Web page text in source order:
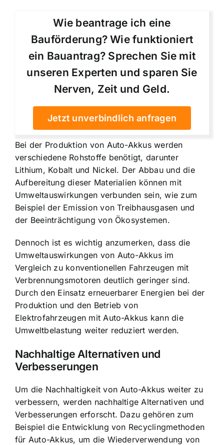
Wie beantrage ich eine
Bauförderung? Wie funktioniert
ein Bauantrag? Sprechen Sie mit
unseren Experten und sparen Sie
Nerven, Zeit und Geld.
Jetzt unverbindlich anfragen
Bei der Produktion von Auto-Akkus werden
verschiedene Rohstoffe benötigt, darunter
Lithium, Kobalt und Nickel. Der Abbau und die
Aufbereitung dieser Materialien können mit
Umweltauswirkungen verbunden sein, wie zum
Beispiel der Emission von Treibhausgasen und
der Beeinträchtigung von Ökosystemen.
Dennoch ist es wichtig anzumerken, dass die
Umweltauswirkungen von Auto-Akkus im
Vergleich zu konventionellen Fahrzeugen mit
Verbrennungsmotoren deutlich geringer sind.
Durch den Einsatz erneuerbarer Energien bei der
Produktion und den Betrieb von
Elektrofahrzeugen mit Auto-Akkus kann die
Umweltbelastung weiter reduziert werden.
Nachhaltige Alternativen und
Verbesserungen
Um die Nachhaltigkeit von Auto-Akkus weiter zu
verbessern, werden nachhaltige Alternativen und
Verbesserungen erforscht. Dazu gehören zum
Beispiel die Entwicklung von Recyclingmethoden
für Auto-Akkus, um die Wiederverwendung von